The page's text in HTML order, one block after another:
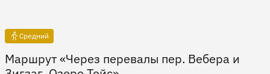
Средний
Маршрут «Через перевалы пер. Вебера и